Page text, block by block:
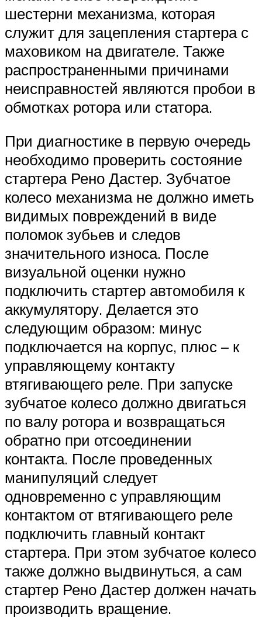
шестерни механизма, которая
служит для зацепления стартера с
маховиком на двигателе. Также
распространенными причинами
неисправностей являются пробои в
обмотках ротора или статора.
При диагностике в первую очередь
необходимо проверить состояние
стартера Рено Дастер. Зубчатое
колесо механизма не должно иметь
видимых повреждений в виде
поломок зубьев и следов
значительного износа. После
визуальной оценки нужно
подключить стартер автомобиля к
аккумулятору. Делается это
следующим образом: минус
подключается на корпус, плюс – к
управляющему контакту
втягивающего реле. При запуске
зубчатое колесо должно двигаться
по валу ротора и возвращаться
обратно при отсоединении
контакта. После проведенных
манипуляций следует
одновременно с управляющим
контактом от втягивающего реле
подключить главный контакт
стартера. При этом зубчатое колесо
также должно выдвинуться, а сам
стартер Рено Дастер должен начать
производить вращение.